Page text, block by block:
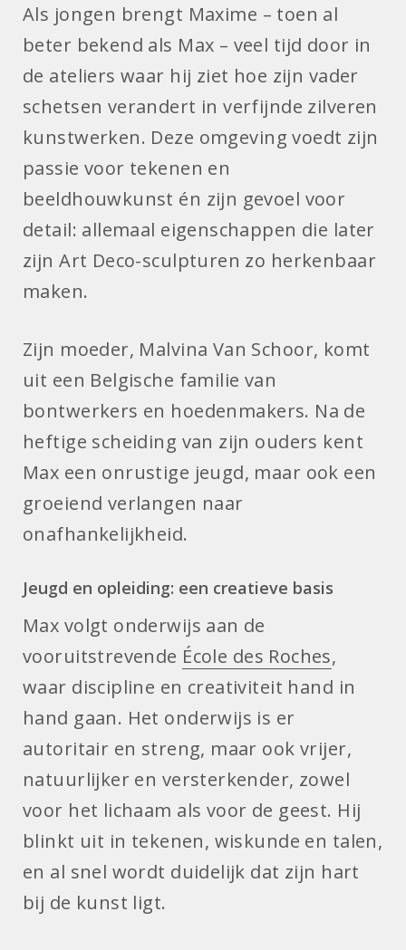
Als jongen brengt Maxime – toen al
beter bekend als Max – veel tijd door in
de ateliers waar hij ziet hoe zijn vader
schetsen verandert in verfijnde zilveren
kunstwerken. Deze omgeving voedt zijn
passie voor tekenen en
beeldhouwkunst én zijn gevoel voor
detail: allemaal eigenschappen die later
zijn Art Deco-sculpturen zo herkenbaar
maken.
Zijn moeder, Malvina Van Schoor, komt
uit een Belgische familie van
bontwerkers en hoedenmakers. Na de
heftige scheiding van zijn ouders kent
Max een onrustige jeugd, maar ook een
groeiend verlangen naar
onafhankelijkheid.
Jeugd en opleiding: een creatieve basis
Max volgt onderwijs aan de
vooruitstrevende École des Roches,
waar discipline en creativiteit hand in
hand gaan. Het onderwijs is er
autoritair en streng, maar ook vrijer,
natuurlijker en versterkender, zowel
voor het lichaam als voor de geest. Hij
blinkt uit in tekenen, wiskunde en talen,
en al snel wordt duidelijk dat zijn hart
bij de kunst ligt.